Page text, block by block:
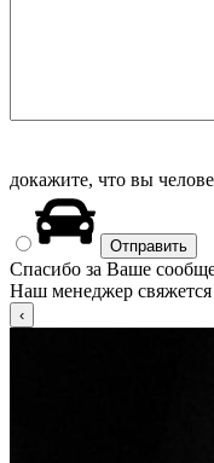
докажите, что вы
Спасибо за Ваше
Наш менеджер